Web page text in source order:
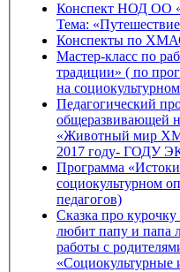
Конспект НОД ОО «Познание» в старшей группе
Тема:
Конспекты по
Мастер-класс по
традиции» ( по
на
Педагогический проект для детей
общеразвивающей
«Животный мир
2017 году-
Программа
социокультурном
педагогов)
Сказка про
любит папу и папа любит
работы с
«Социокультурные